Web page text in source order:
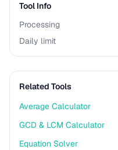
Tool Info
Processing
Daily limit
Related Tools
Average Calculator
GCD & LCM Calculator
Equation Solver